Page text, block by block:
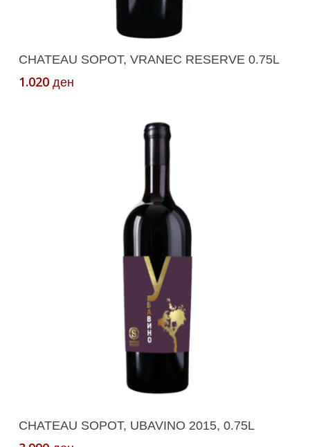
Додади Во Кошничка
CHATEAU SOPOT, VRANEC RESERVE 0.75L
1.020 ден
Додади Во Кошничка
CHATEAU SOPOT, UBAVINO 2015, 0.75L